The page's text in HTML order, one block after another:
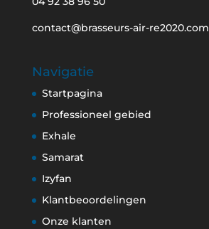
contact@brasseurs-air-re2020.com
Navigatie
Startpagina
Professioneel gebied
Exhale
Samarat
Izyfan
Klantbeoordelingen
Onze klanten